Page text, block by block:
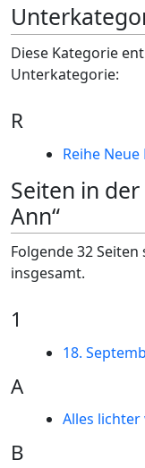
Diese Kategorie
Unterkategorie:
R
Reihe Neue
Seiten in
Ann“
Folgende 32
insgesamt.
1
18.
A
Alles
B